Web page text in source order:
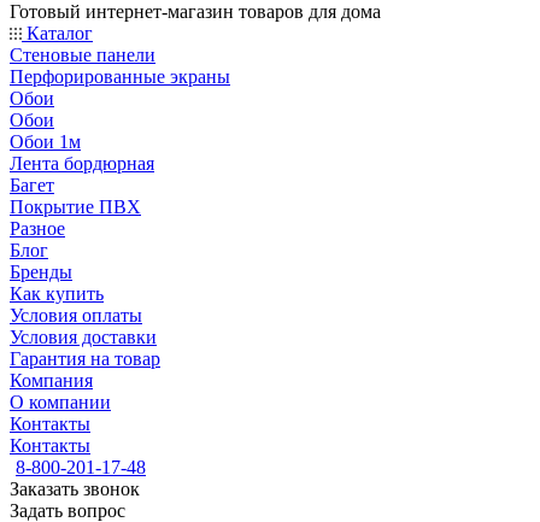
Готовый интернет-магазин товаров для дома
Каталог
Стеновые панели
Перфорированные экраны
Обои
Обои
Обои 1м
Лента бордюрная
Багет
Покрытие ПВХ
Разное
Блог
Бренды
Как купить
Условия оплаты
Условия доставки
Гарантия на товар
Компания
О компании
Контакты
Контакты
8-800-201-17-48
Заказать звонок
Задать вопрос